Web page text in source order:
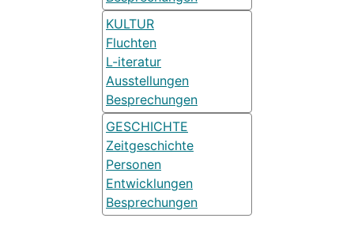
KULTUR
Fluchten
L-iteratur
Ausstellungen
Besprechungen
GESCHICHTE
Zeitgeschichte
Personen
Entwicklungen
Besprechungen